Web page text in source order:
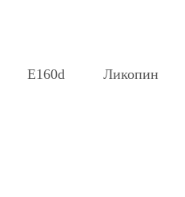
Е160d Ликопин